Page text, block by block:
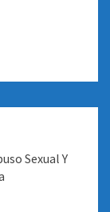
Sexual Y